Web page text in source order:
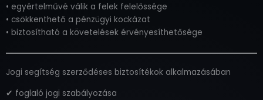
• egyértelművé válik a felek felelőssége
• csökkenthető a pénzügyi kockázat
• biztosítható a követelések érvényesíthetősége
Jogi segítség szerződéses biztosítékok alkalmazásában
✔ foglaló jogi szabályozása